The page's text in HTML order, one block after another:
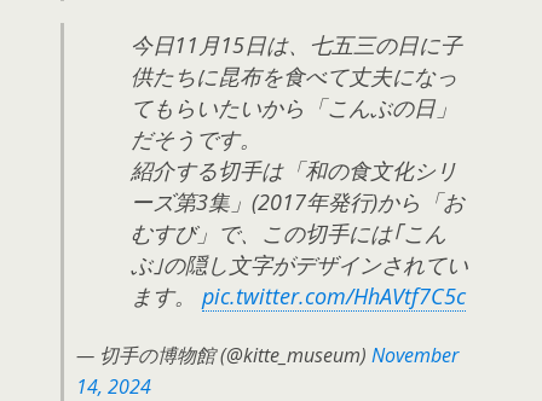
今日11月15日は、七五三の日に子
供たちに昆布を食べて丈夫になっ
てもらいたいから「こんぶの日」
だそうです。
紹介する切手は「和の食文化シリ
ーズ第3集」(2017年発行)から「お
むすび」で、この切手には｢こん
ぶ｣の隠し文字がデザインされてい
ます。 pic.twitter.com/HhAVtf7C5c
— 切手の博物館 (@kitte_museum) November
14, 2024